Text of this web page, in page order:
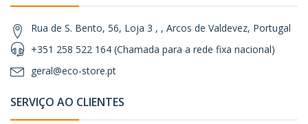
Rua de S. Bento, 56, Loja 3 , , Arcos de Valdevez, Portugal
+351 258 522 164 (Chamada para a rede fixa nacional)
geral@eco-store.pt
SERVIÇO AO CLIENTES